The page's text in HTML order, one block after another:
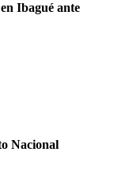
Ibagué ante
Nacional